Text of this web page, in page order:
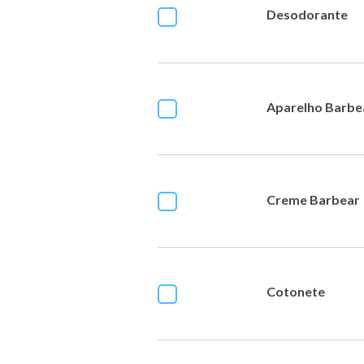
Desodorante
Aparelho
Creme Barbear
Cotonete